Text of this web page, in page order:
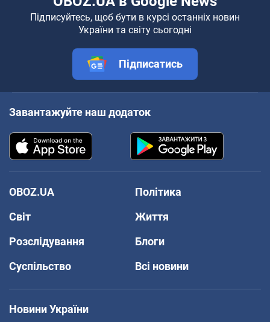
Підписуйтесь, щоб бути в курсі останніх новин
України та світу сьогодні
Підписатись
Завантажуйте наш додаток
OBOZ.UA
Політика
Світ
Життя
Розслідування
Блоги
Суспільство
Всі новини
Новини України